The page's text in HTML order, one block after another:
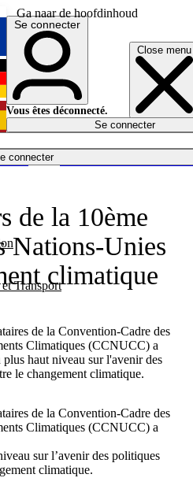
Ga naar de hoofdinhoud
Close menu
connecter
Transport
English
Deutsch
Español
Se connecter
Vous êtes déconnecté.
Se connecter
de la 10ème
Nations-Unies
climatique
de la Convention-Cadre des
Climatiques (CCNUCC) a
haut niveau sur l'avenir des
le changement climatique.
de la Convention-Cadre des
Climatiques (CCNUCC) a
sur l’avenir des politiques
climatique.